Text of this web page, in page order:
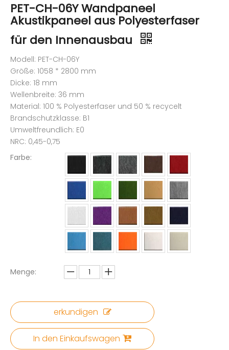
PET-CH-06Y Wandpaneel
Akustikpaneel aus Polyesterfaser
für den Innenausbau
Modell: PET-CH-06Y
Größe: 1058 * 2800 mm
Dicke: 18 mm
Wellenbreite: 36 mm
Material: 100 % Polyesterfaser und 50 % recycelt
Brandschutzklasse: B1
Umweltfreundlich: E0
NRC: 0,45-0,75
Farbe:
Menge:
erkundigen
In den Einkaufswagen